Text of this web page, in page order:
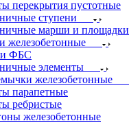
перекрытия пустотные
ступени
марши и площадки
железобетонные
ФБС
элементы
железобетонные
парапетные
ребристые
железобетонные